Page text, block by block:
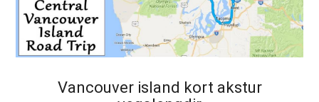
Vancouver island kort akstur